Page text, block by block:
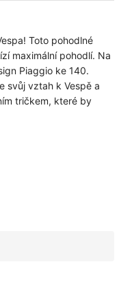
Toto pohodlné
maximální pohodlí. Na
Piaggio ke 140.
svůj vztah k Vespě a
tričkem, které by